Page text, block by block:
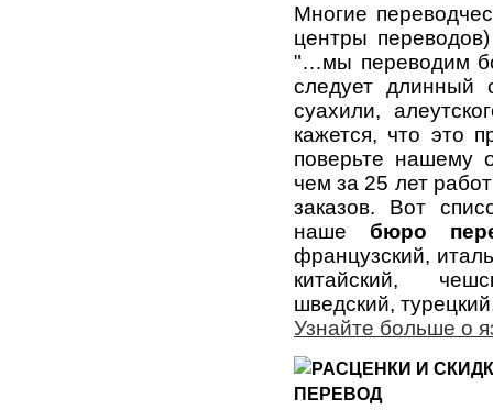
Многие
центры
"…мы переводим
следует длинный
суахили,
кажется, что это
поверьте нашему
чем за 25 лет
заказов. Вот
наше бюро
французский,
китайский,
шведский,
Узнайте больше о